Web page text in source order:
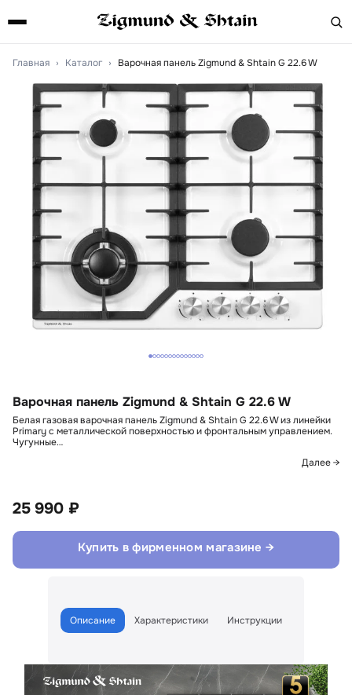
Главная › Каталог › Варочная панель Zigmund & Shtain G 22.6 W
Варочная панель Zigmund & Shtain G 22.6 W
Белая газовая варочная панель Zigmund & Shtain G 22.6 W из линейки
Primary с металлической поверхностью и фронтальным управлением.
Чугунные…
Далее →
25 990 ₽
Купить в фирменном магазине →
Описание Характеристики Инструкции